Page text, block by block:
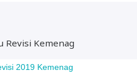
Revisi Kemenag
2019 Kemenag